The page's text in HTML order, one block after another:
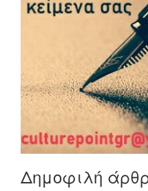
Δημοφιλή